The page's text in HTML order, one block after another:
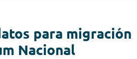
para migración
Nacional